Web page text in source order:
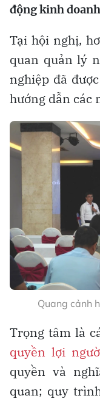
động kinh
Tại hội nghị,
quan quản lý
nghiệp đã
hướng dẫn các
Quang cảnh
Trọng tâm là
quyền lợi
quyền và
quan; quy